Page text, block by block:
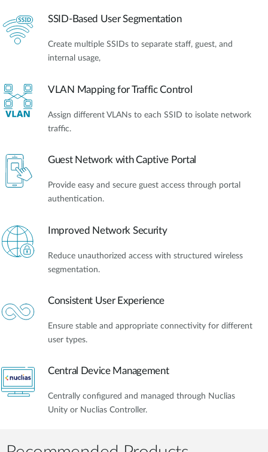
SSID-Based User Segmentation
Create multiple SSIDs to separate staff, guest, and
internal usage,
VLAN Mapping for Traffic Control
Assign different VLANs to each SSID to isolate network
traffic.
Guest Network with Captive Portal
Provide easy and secure guest access through portal
authentication.
Improved Network Security
Reduce unauthorized access with structured wireless
segmentation.
Consistent User Experience
Ensure stable and appropriate connectivity for different
user types.
Central Device Management
Centrally configured and managed through Nuclias
Unity or Nuclias Controller.